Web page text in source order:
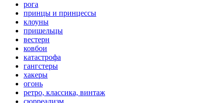
рога
принцы и принцессы
клоуны
пришельцы
вестерн
ковбои
катастрофа
гангстеры
хакеры
огонь
ретро, классика, винтаж
сюрреализм